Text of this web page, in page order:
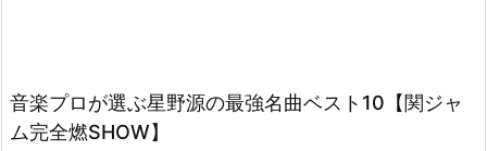
音楽プロが選ぶ星野源の最強名曲ベスト10【関ジャ
ム完全燃SHOW】